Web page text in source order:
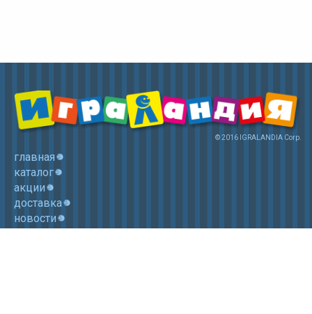
© 2016 IGRALANDIA Corp.
главная
каталог
акции
доставка
новости